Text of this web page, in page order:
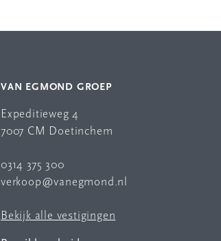
VAN EGMOND GROEP
Expeditieweg 4
7007 CM Doetinchem
0314 375 300
verkoop@vanegmond.nl
Bekijk alle vestigingen